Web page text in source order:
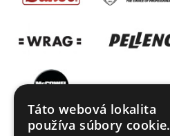
Táto webová lokalita
používa súbory cookie.